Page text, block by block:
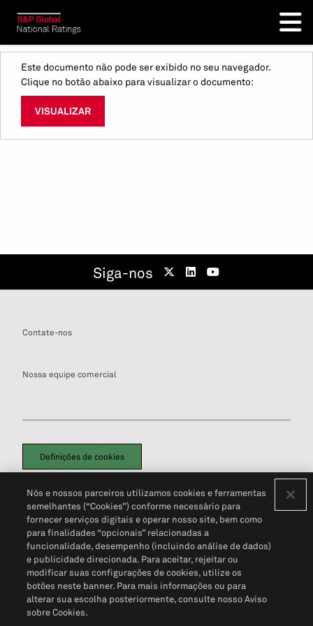
Este documento não pode ser exibido no seu navegador.
Clique no botão abaixo para visualizar o documento:
VISUALIZAR
Siga-nos
Contate-nos
Nossa equipe comercial
Definições de cookies
Política de PrivacidadePortal de privacidade do cliente (em inglês)
Não Venda Minhas Informações Pessoais© 2026 S&P Global
Nós e nossos parceiros utilizamos cookies e ferramentas
semelhantes (“Cookies”) conforme necessário para
fornecer serviços digitais e operar nosso site, bem como
para finalidades “opcionais” relacionadas a
funcionalidade, desempenho (incluindo análise de dados)
e publicidade direcionada. Para aceitar, rejeitar ou
modificar suas configurações de cookies, utilize os
botões neste banner. Para mais informações ou para
alterar sua escolha posteriormente, consulte nosso Aviso
sobre Cookies.